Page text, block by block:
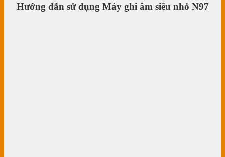
Hướng dẫn sử dụng Máy ghi âm siêu nhỏ N97